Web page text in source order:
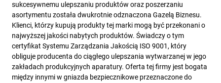
sukcesywnemu ulepszaniu produktów oraz poszerzaniu
asortymentu została dwukrotnie odznaczona Gazelą Biznesu.
Klienci, którzy kupują produkty tej marki mogą być przekonani o
najwyższej jakości nabytych produktów. Świadczy o tym
certyfikat Systemu Zarządzania Jakością ISO 9001, który
obliguje producenta do ciągłego ulepszania wytwarzanej w jego
zakładach produkcyjnych aparatury. Oferta tej firmy jest bogata
między innymi w gniazda bezpiecznikowe przeznaczone do